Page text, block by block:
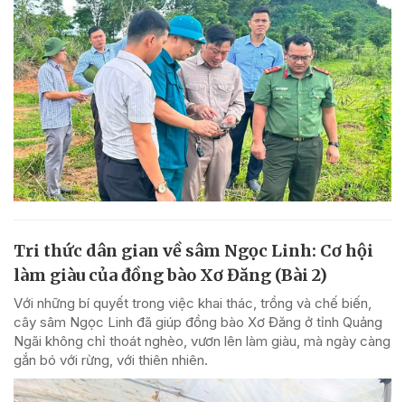
Tri thức dân gian về sâm Ngọc Linh: Cơ hội
làm giàu của đồng bào Xơ Đăng (Bài 2)
Với những bí quyết trong việc khai thác, trồng và chế biến,
cây sâm Ngọc Linh đã giúp đồng bào Xơ Đăng ở tỉnh Quảng
Ngãi không chỉ thoát nghèo, vươn lên làm giàu, mà ngày càng
gắn bó với rừng, với thiên nhiên.